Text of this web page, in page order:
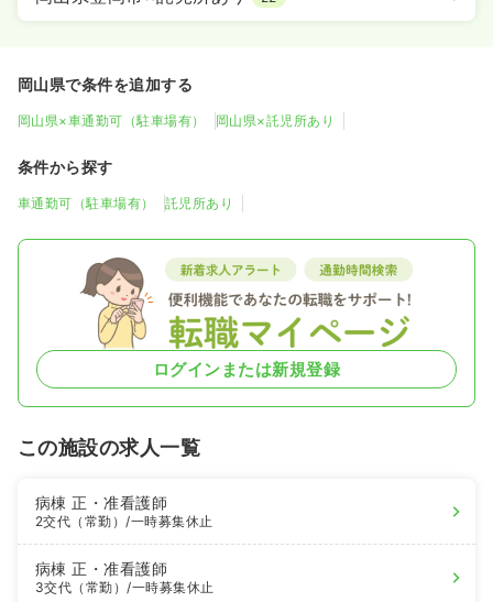
岡山県で条件を追加する
岡山県×車通勤可（駐車場有） 岡山県×託児所あり
条件から探す
車通勤可（駐車場有） 託児所あり
ログインまたは新規登録
この施設の求人一覧
病棟正・准看護師
2交代（常勤）/一時募集休止
病棟正・准看護師
3交代（常勤）/一時募集休止